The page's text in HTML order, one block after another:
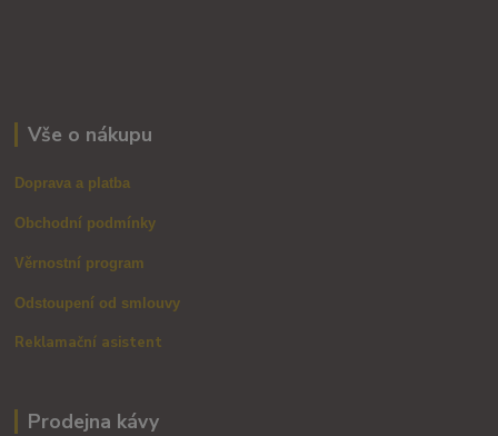
Vše o nákupu
Doprava a platba
Obchodní podmínky
Věrnostní program
Odstoupení od smlouvy
Reklamační asistent
Prodejna kávy